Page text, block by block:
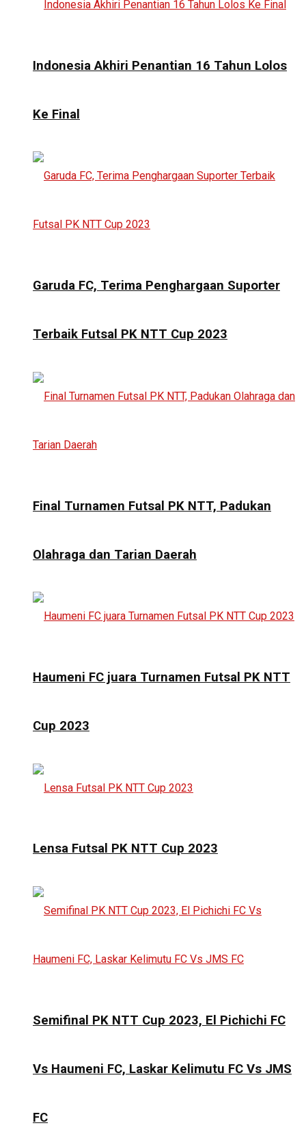
Indonesia Akhiri Penantian 16 Tahun Lolos
Ke Final
Garuda FC, Terima Penghargaan Suporter
Terbaik Futsal PK NTT Cup 2023
Final Turnamen Futsal PK NTT, Padukan
Olahraga dan Tarian Daerah
Haumeni FC juara Turnamen Futsal PK NTT
Cup 2023
Lensa Futsal PK NTT Cup 2023
Semifinal PK NTT Cup 2023, El Pichichi FC
Vs Haumeni FC, Laskar Kelimutu FC Vs JMS
FC